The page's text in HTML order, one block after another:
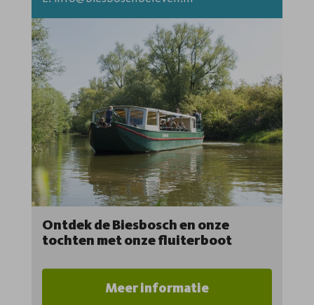
Ontdek de Biesbosch en onze
tochten met onze fluiterboot
Meer informatie